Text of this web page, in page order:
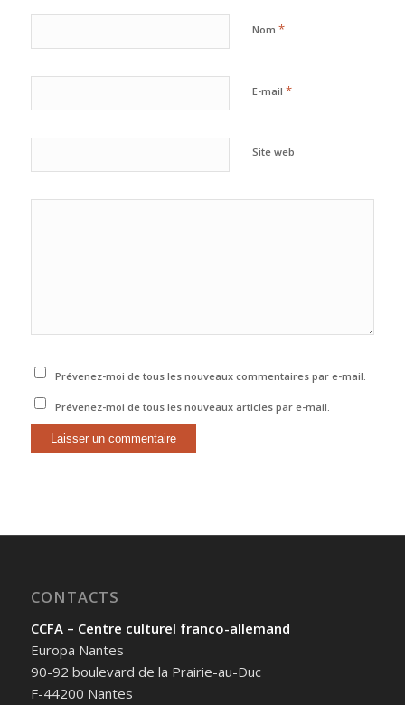
Nom *
E-mail *
Site web
Prévenez-moi de tous les nouveaux commentaires par e-mail.
Prévenez-moi de tous les nouveaux articles par e-mail.
CONTACTS
CCFA – Centre culturel franco-allemand
Europa Nantes
90-92 boulevard de la Prairie-au-Duc
F-44200 Nantes